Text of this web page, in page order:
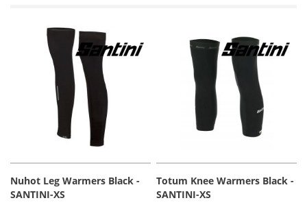
Nuhot Leg Warmers Black -
SANTINI-XS
Totum Knee Warmers Black -
SANTINI-XS